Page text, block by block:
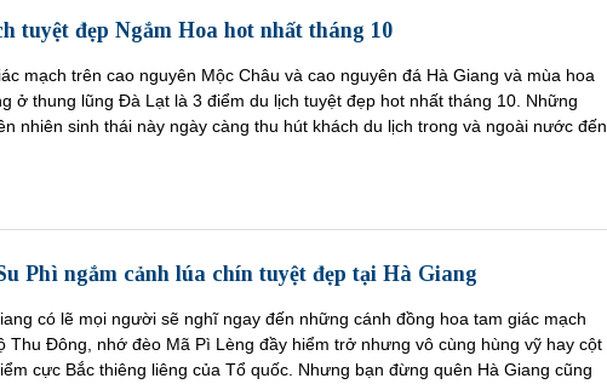
tuyệt đẹp Ngắm Hoa hot nhất tháng 10
mạch trên cao nguyên Mộc Châu và cao nguyên đá Hà Giang và mùa hoa
ở thung lũng Đà Lạt là 3 điểm du lịch tuyệt đẹp hot nhất tháng 10. Những
nhiên sinh thái này ngày càng thu hút khách du lịch trong và ngoài nước đến
Phì ngắm cảnh lúa chín tuyệt đẹp tại Hà Giang
có lẽ mọi người sẽ nghĩ ngay đến những cánh đồng hoa tam giác mạch
Thu Đông, nhớ đèo Mã Pì Lèng đầy hiểm trở nhưng vô cùng hùng vỹ hay cột
cực Bắc thiêng liêng của Tổ quốc. Nhưng bạn đừng quên Hà Giang cũng